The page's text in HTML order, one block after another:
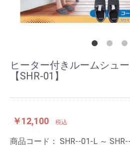
ヒーター付きルームシュ
【SHR-01】
￥12,100 税込
商品コード： SHR--01-L ～